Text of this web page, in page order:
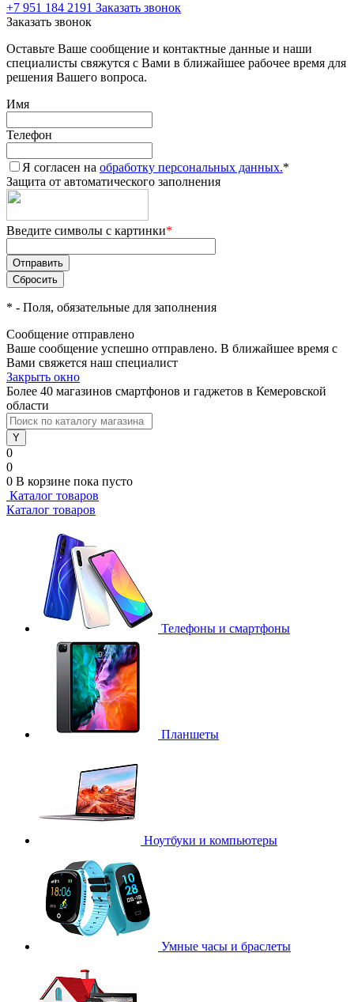
+7 951 184 2191 Заказать звонок
Заказать звонок
Оставьте Ваше сообщение и контактные данные и наши
специалисты свяжутся с Вами в ближайшее рабочее время для
решения Вашего вопроса.
Имя
Телефон
Я согласен на обработку персональных данных.*
Защита от автоматического заполнения
Введите символы с картинки*
* - Поля, обязательные для заполнения
Сообщение отправлено
Ваше сообщение успешно отправлено. В ближайшее время с
Вами свяжется наш специалист
Закрыть окно
Более 40 магазинов смартфонов и гаджетов в Кемеровской
области
0
0
0 В корзине пока пусто
Каталог товаров
Каталог товаров
Телефоны и смартфоны
Планшеты
Ноутбуки и компьютеры
Умные часы и браслеты